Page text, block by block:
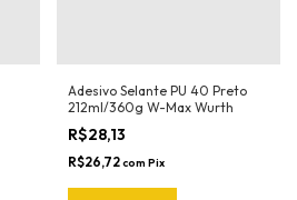
Adesivo Selante PU 40 Preto
212ml/360g W-Max Wurth
R$28,13
R$26,72com Pix